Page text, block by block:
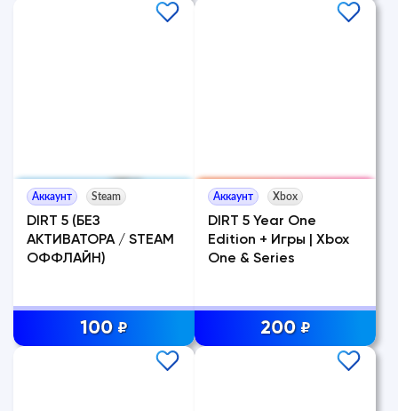
Аккаунт Steam
DIRT 5 (БЕЗ
АКТИВАТОРА / STEAM
ОФФЛАЙН)
100 ₽
Аккаунт Xbox
DIRT 5 Year One
Edition + Игры | Xbox
One & Series
200 ₽